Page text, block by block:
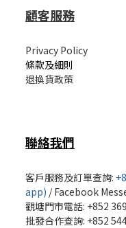
顧客服務
Privacy Policy
條款及細則
退換貨政策
聯絡我們
客戶服務及訂單查詢:
app) /Facebook
觀塘門市電話: +852
批發合作查詢: +852